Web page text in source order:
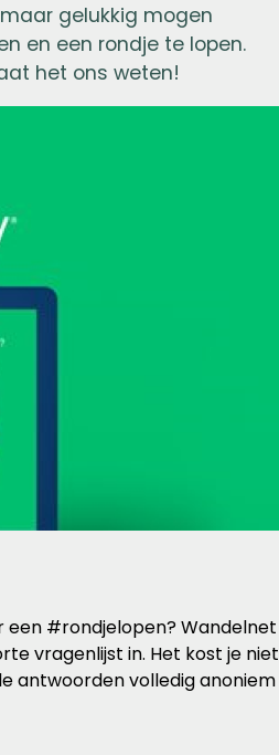
gelukkig mogen
en een rondje te lopen.
het ons weten!
een #rondjelopen? Wandelnet
vragenlijst in. Het kost je niet
antwoorden volledig anoniem